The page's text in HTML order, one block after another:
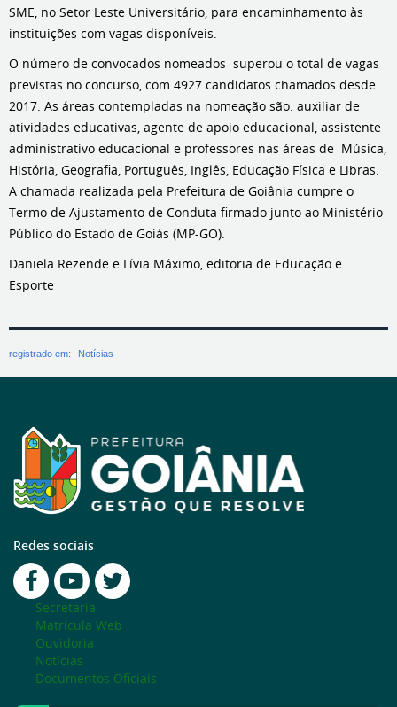
SME, no Setor Leste Universitário, para encaminhamento às
instituições com vagas disponíveis.
O número de convocados nomeados superou o total de vagas
previstas no concurso, com 4927 candidatos chamados desde
2017. As áreas contempladas na nomeação são: auxiliar de
atividades educativas, agente de apoio educacional, assistente
administrativo educacional e professores nas áreas de Música,
História, Geografia, Português, Inglês, Educação Física e Libras.
A chamada realizada pela Prefeitura de Goiânia cumpre o
Termo de Ajustamento de Conduta firmado junto ao Ministério
Público do Estado de Goiás (MP-GO).
Daniela Rezende e Lívia Máximo, editoria de Educação e
Esporte
registrado em: Notícias
Redes sociais
Secretaria
Matrícula Web
Ouvidoria
Notícias
Documentos Oficiais